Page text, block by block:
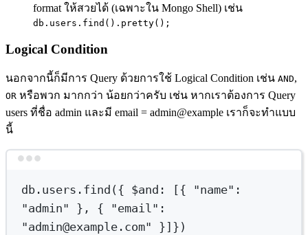
format ให้สวยได้ (เฉพาะใน Mongo Shell) เช่น
db.users.find().pretty();
Logical Condition
นอกจากนี้ก็มีการ Query ด้วยการใช้ Logical Condition เช่น AND,
OR หรือพวก มากกว่า น้อยกว่าครับ เช่น หากเราต้องการ Query
users ที่ชื่อ admin และมี email = admin@example เราก็จะทำแบบ
นี้
db.users.find({ $and : [{ "name" :
"admin"
}, {
"email":
"admin@example.com"
}]} )